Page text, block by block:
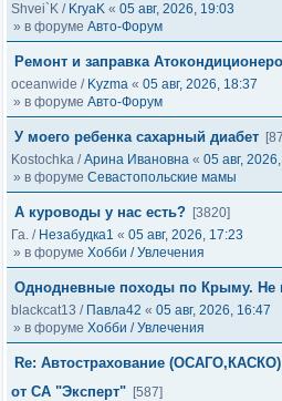
Shvei`K / KryaK « 05 авг, 2026, 19:03
» в форуме Авто-Форум
Ремонт и заправка
oceanwide / Kyzma « 05 авг, 2026, 18:37
» в форуме Авто-Форум
У моего ребенка сахарный диабет
Kostochka /Арина Ивановна « 05 авг,
» в форуме Севастопольские мамы
А куроводы у нас есть? [3820]
Га. / Незабудка1 « 05 авг, 2026, 17:23
» в форуме Хобби / Увлечения
Однодневные походы по Крыму. Не
blackcat13 / Павла42 « 05 авг, 2026, 16:47
» в форуме Хобби / Увлечения
Re: Автострахование
от СА "Эксперт" [587]